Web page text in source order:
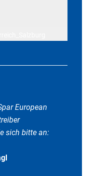
European
sich bitte an: